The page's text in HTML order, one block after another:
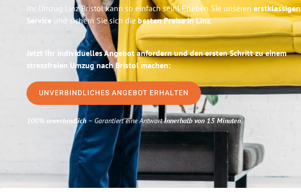
Ihr Umzug Linz Bristol kann so einfach sein! Erleben Sie unseren erstklassigen
Service und sichern Sie sich die besten Preise in Linz.
Jetzt Ihr individuelles Angebot anfordern und den ersten Schritt zu einem
stressfreien Umzug nach Bristol machen:
UNVERBINDLICHES ANGEBOT ERHALTEN
100% unverbindlich– Garantiert eine Antwortinnerhalb von 15 Minuten.